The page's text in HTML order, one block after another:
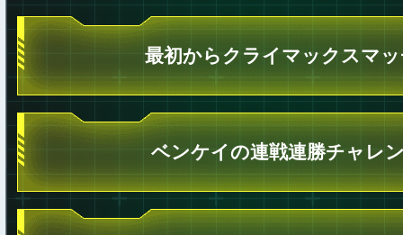
最初からクライマックスマ
ベンケイの連戦連勝チャレ